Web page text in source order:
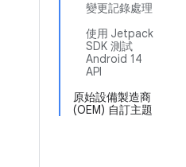
變更記錄處理
使用 Jetpack
SDK 測試
Android 14
API
原始設備製造商
(OEM) 自訂主題